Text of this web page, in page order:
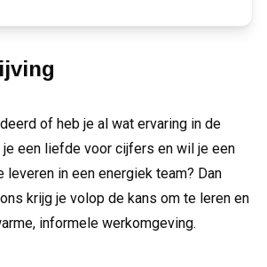
of heb je al wat ervaring in de
je een liefde voor cijfers en wil je een
leveren in een energiek team? Dan
krijg je volop de kans om te leren en
informele werkomgeving.